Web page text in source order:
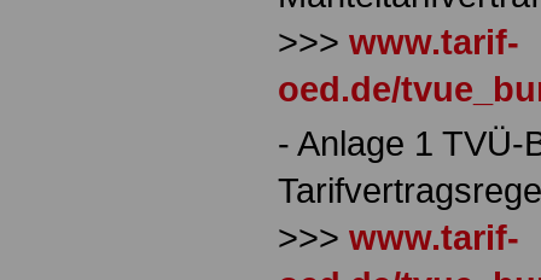
>>> www.tarif-
oed.de/
- Anlage 1 TVÜ-
>>> www.tarif-